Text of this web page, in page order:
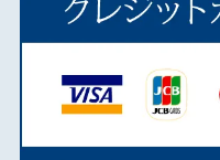
2019年08月
2019年07月
2019年06月
2019年05月